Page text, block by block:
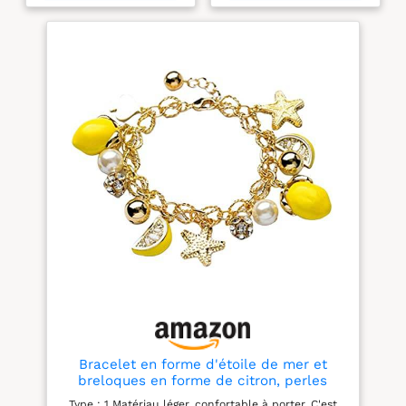
inoxydable est durable,
robuste et peut être
porté pendant une
longue période sans
décoloration. Ce bracelet
de base élégant, moderne
et décontracté convient
aux saisons printemps,
été, automne et hiver.
【Facile à monter】
Balayez vers la gauche à
de l'autre module. Vous
légèrement tourner ou
faire pivoter l'ornement
pour le fixer. Maintenez
magnifique bracelet jonc
doré orné de charms
soigneusement assortis. Il
met en valeur une
délicate breloque
éléphant (symbole de
chance et de sagesse), un
cœur gravé "Love" et des
perles blanches
soigneusement emballé
et livré avec une jolie
boîte à bijoux et une
pochette en velours
élégante. C'est le cadeau
Bracelet en forme d'étoile de mer et
breloques en forme de citron, perles
synthétiques, parfaites pour l'été, la